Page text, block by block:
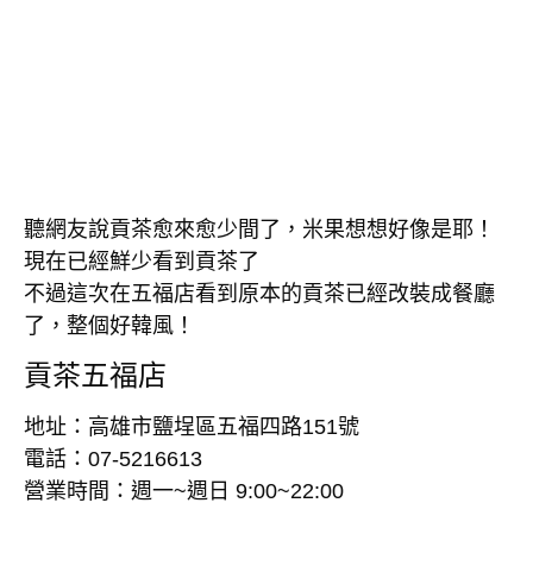
聽網友說貢茶愈來愈少間了，米果想想好像是耶！
現在已經鮮少看到貢茶了
不過這次在五福店看到原本的貢茶已經改裝成餐廳
了，整個好韓風！
貢茶五福店
地址：高雄市鹽埕區五福四路151號
電話：07-5216613
營業時間：週一~週日 9:00~22:00